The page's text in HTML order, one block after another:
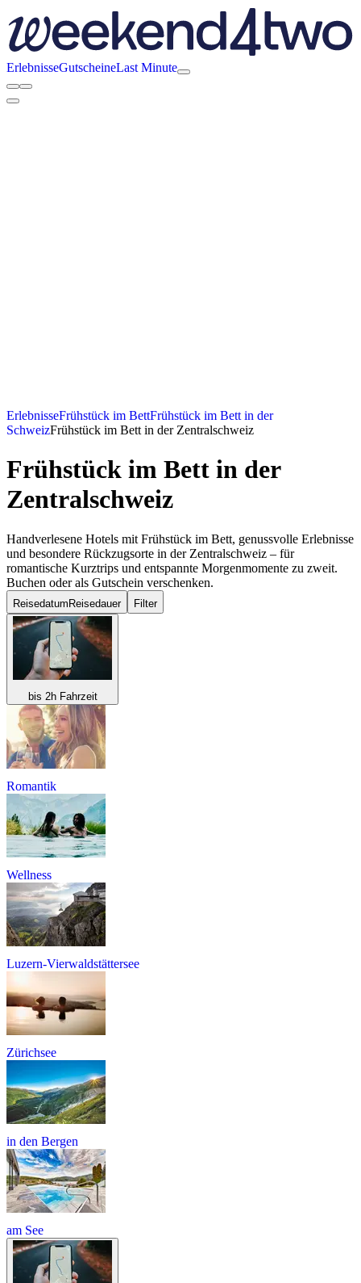
ErlebnisseGutscheineLast Minute
ErlebnisseFrühstück im BettFrühstück im Bett in der
SchweizFrühstück im Bett in der Zentralschweiz
Frühstück im Bett in der
Zentralschweiz
Handverlesene Hotels mit Frühstück im Bett, genussvolle Erlebnisse
und besondere Rückzugsorte in der Zentralschweiz – für
romantische Kurztrips und entspannte Morgenmomente zu zweit.
Buchen oder als Gutschein verschenken.
Reisedatum Reisedauer Filter
bis 2h Fahrzeit
Romantik
Wellness
Luzern-Vierwaldstättersee
Zürichsee
in den Bergen
am See